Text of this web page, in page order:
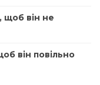
він не
він повільно